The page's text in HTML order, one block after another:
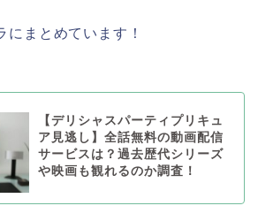
まとめています！
【デリシャスパーティプリキュ
ア見逃し】全話無料の動画配信
サービスは？過去歴代シリーズ
や映画も観れるのか調査！